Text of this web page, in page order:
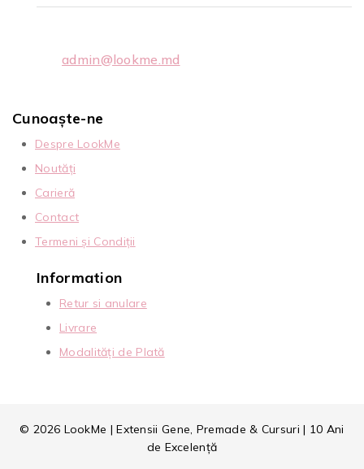
admin@lookme.md
Cunoaște-ne
Despre LookMe
Noutăți
Carieră
Contact
Termeni și Condiții
Information
Retur si anulare
Livrare
Modalități de Plată
© 2026 LookMe | Extensii Gene, Premade & Cursuri | 10 Ani
de Excelență